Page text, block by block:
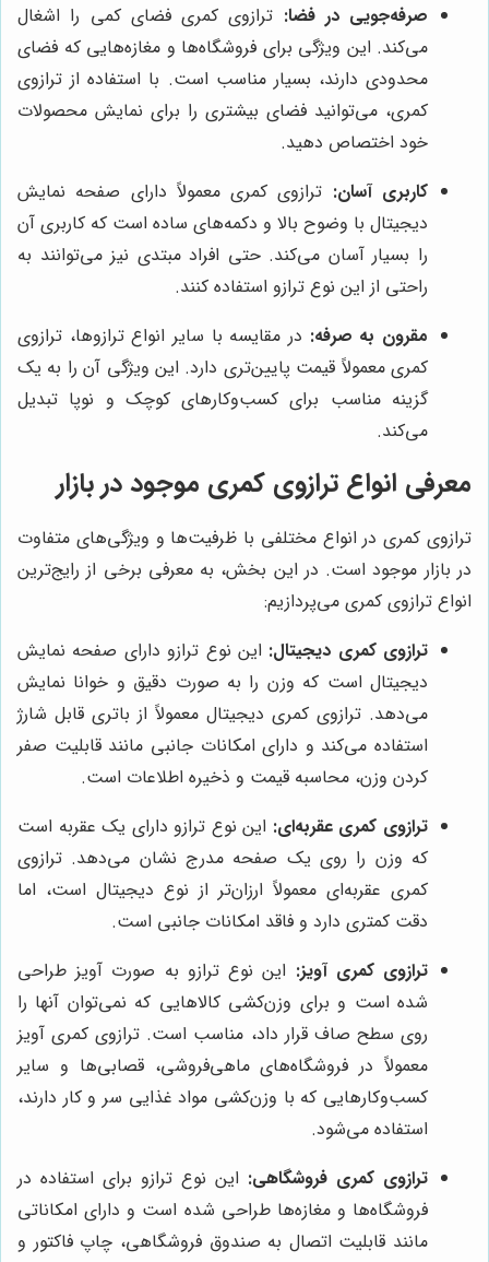
صرفه‌جویی در فضا: ترازوی کمری فضای کمی را اشغال
می‌کند. این ویژگی برای فروشگاه‌ها و مغازه‌هایی که فضای
محدودی دارند، بسیار مناسب است. با استفاده از ترازوی
کمری، می‌توانید فضای بیشتری را برای نمایش محصولات
خود اختصاص دهید.
کاربری آسان: ترازوی کمری معمولاً دارای صفحه نمایش
دیجیتال با وضوح بالا و دکمه‌های ساده است که کاربری آن
را بسیار آسان می‌کند. حتی افراد مبتدی نیز می‌توانند به
راحتی از این نوع ترازو استفاده کنند.
مقرون به صرفه: در مقایسه با سایر انواع ترازوها، ترازوی
کمری معمولاً قیمت پایین‌تری دارد. این ویژگی آن را به یک
گزینه مناسب برای کسب‌وکارهای کوچک و نوپا تبدیل
می‌کند.
معرفی انواع ترازوی کمری موجود در بازار
ترازوی کمری در انواع مختلفی با ظرفیت‌ها و ویژگی‌های متفاوت
در بازار موجود است. در این بخش، به معرفی برخی از رایج‌ترین
انواع ترازوی کمری می‌پردازیم:
ترازوی کمری دیجیتال: این نوع ترازو دارای صفحه نمایش
دیجیتال است که وزن را به صورت دقیق و خوانا نمایش
می‌دهد. ترازوی کمری دیجیتال معمولاً از باتری قابل شارژ
استفاده می‌کند و دارای امکانات جانبی مانند قابلیت صفر
کردن وزن، محاسبه قیمت و ذخیره اطلاعات است.
ترازوی کمری عقربه‌ای: این نوع ترازو دارای یک عقربه است
که وزن را روی یک صفحه مدرج نشان می‌دهد. ترازوی
کمری عقربه‌ای معمولاً ارزان‌تر از نوع دیجیتال است، اما
دقت کمتری دارد و فاقد امکانات جانبی است.
ترازوی کمری آویز: این نوع ترازو به صورت آویز طراحی
شده است و برای وزن‌کشی کالاهایی که نمی‌توان آنها را
روی سطح صاف قرار داد، مناسب است. ترازوی کمری آویز
معمولاً در فروشگاه‌های ماهی‌فروشی، قصابی‌ها و سایر
کسب‌وکارهایی که با وزن‌کشی مواد غذایی سر و کار دارند،
استفاده می‌شود.
ترازوی کمری فروشگاهی: این نوع ترازو برای استفاده در
فروشگاه‌ها و مغازه‌ها طراحی شده است و دارای امکاناتی
مانند قابلیت اتصال به صندوق فروشگاهی، چاپ فاکتور و